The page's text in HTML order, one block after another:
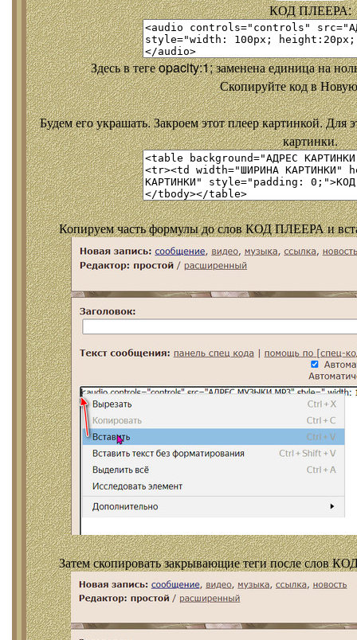
КОД ПЛЕЕРА:
Здесь в теге opacity:1; заменена единица на
Скопируйте код в
Будем его украшать. Закроем этот плеер картинкой. Для
картинки.
Копируем часть формулы до слов КОД ПЛЕЕРА и
Затем скопировать закрывающие теги после слов